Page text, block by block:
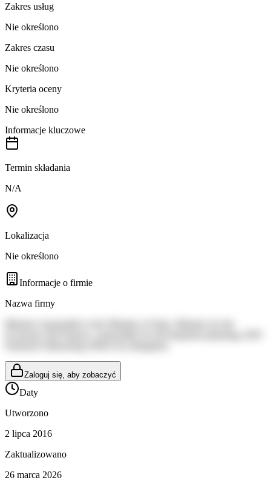
Zakres usług
Nie określono
Zakres czasu
Nie określono
Kryteria oceny
Nie określono
Informacje kluczowe
Termin składania
N/A
Lokalizacja
Nie określono
Informacje o firmie
Nazwa firmy
Zaloguj się, aby zobaczyć
Daty
Utworzono
2 lipca 2016
Zaktualizowano
26 marca 2026